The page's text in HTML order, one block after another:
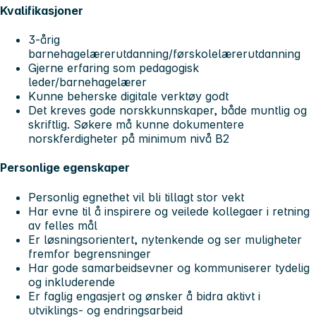
Kvalifikasjoner
3-årig
barnehagelærerutdanning/førskolelærerutdanning
Gjerne erfaring som pedagogisk
leder/barnehagelærer
Kunne beherske digitale verktøy godt
Det kreves gode norskkunnskaper, både muntlig og
skriftlig. Søkere må kunne dokumentere
norskferdigheter på minimum nivå B2
Personlige egenskaper
Personlig egnethet vil bli tillagt stor vekt
Har evne til å inspirere og veilede kollegaer i retning
av felles mål
Er løsningsorientert, nytenkende og ser muligheter
fremfor begrensninger
Har gode samarbeidsevner og kommuniserer tydelig
og inkluderende
Er faglig engasjert og ønsker å bidra aktivt i
utviklings- og endringsarbeid